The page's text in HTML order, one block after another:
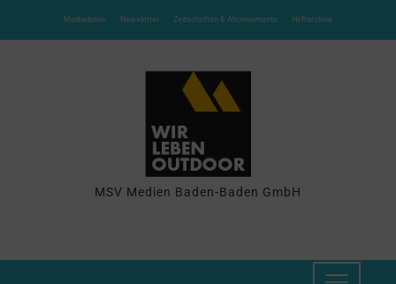
Mediadaten Newsletter Zeitschriften & Abonnements Heftarchive
MSV Medien Baden-Baden GmbH